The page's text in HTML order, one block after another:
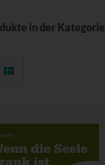
in der Kategorie